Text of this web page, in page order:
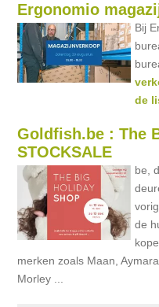
Ergonomio
Bij
de
Goldfish.be : The
STOCKSALE
be,
de
merken zoals Maan,
Morley ...